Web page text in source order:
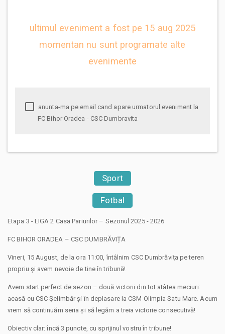
ultimul eveniment a fost pe 15 aug 2025
momentan nu sunt programate alte
evenimente
FC Bihor Oradea - CSC Dumbravita
Sport
Fotbal
Etapa 3 - LIGA 2 Casa Pariurilor – Sezonul 2025 - 2026
FC BIHOR ORADEA – CSC DUMBRĂVIȚA
Vineri, 15 August, de la ora 11:00, întâlnim CSC Dumbrăvița pe teren
propriu și avem nevoie de tine în tribună!
Avem start perfect de sezon – două victorii din tot atâtea meciuri:
acasă cu CSC Șelimbăr și în deplasare la CSM Olimpia Satu Mare. Acum
vrem să continuăm seria și să legăm a treia victorie consecutivă!
Obiectiv clar: încă 3 puncte, cu sprijinul vostru în tribune!